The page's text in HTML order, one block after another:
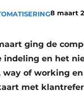
Cookie statement
8 maart
ging de
indeling en het
way of working
met